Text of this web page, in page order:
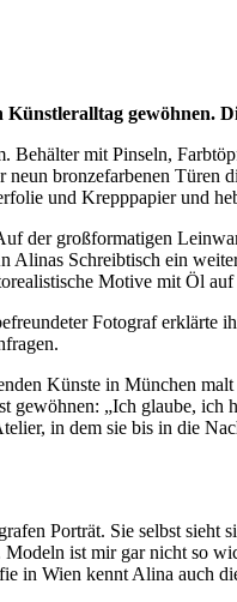
Behälter mit Pinseln,
bronzefarbenen
und Krepppapier und
der großformatigen
Alinas Schreibtisch ein
Motive mit Öl
Fotograf erklärte
Künste in München
„Ich glaube,
in dem sie bis in die
Porträt. Sie selbst
ist mir gar nicht so
in Wien kennt Alina auch